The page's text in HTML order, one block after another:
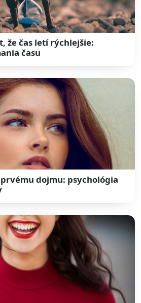
že čas letí rýchlejšie:
času
dojmu: psychológia